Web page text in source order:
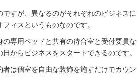
すが、異なるのがそれぞれのビジネスに
ィスというものなのです。
専用ベッドと共有の待合室と受付要員な
からビジネスをスタートできるのです。
は個室を自由な装飾を施すだけでカウン